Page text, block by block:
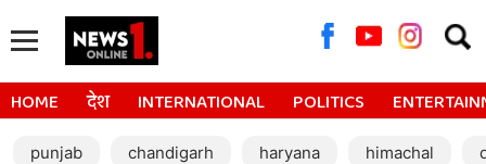
for:
HOME देश INTERNATIONAL POLITICS
punjab chandigarh haryana himachal